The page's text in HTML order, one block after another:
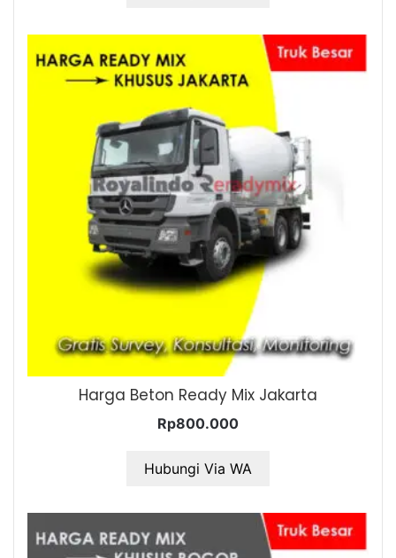
Harga Beton Ready Mix Jakarta
Rp800.000
Hubungi Via WA